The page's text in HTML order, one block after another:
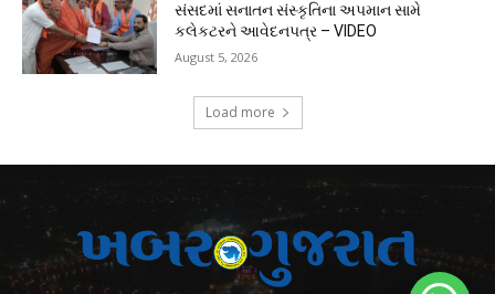
સંસદમાં સનાતન સંસ્કૃતિના અપમાન સામે
કલેકટરને આવેદનપત્ર – VIDEO
August 5, 2026
Load more